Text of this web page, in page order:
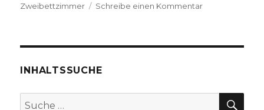
Zweibettzimmer
Schreibe einen Kommentarzu
Christoph
Fleischer,
INHALTSSUCHE
Suche